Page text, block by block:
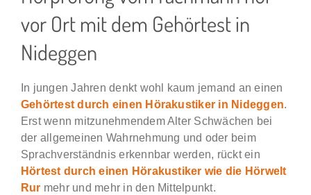
Karriere & Jobs
vor Ort mit dem Gehörtest in
Nideggen
In jungen Jahren denkt wohl kaum jemand an einen
Gehörtest durch einen Hörakustiker in Nideggen.
Erst wenn mitzunehmendem Alter Schwächen bei
der allgemeinen Wahrnehmung und oder beim
Sprachverständnis erkennbar werden, rückt ein
Hörtest durch einen Hörakustiker wie die Hörwelt
Rur mehr und mehr in den Mittelpunkt.